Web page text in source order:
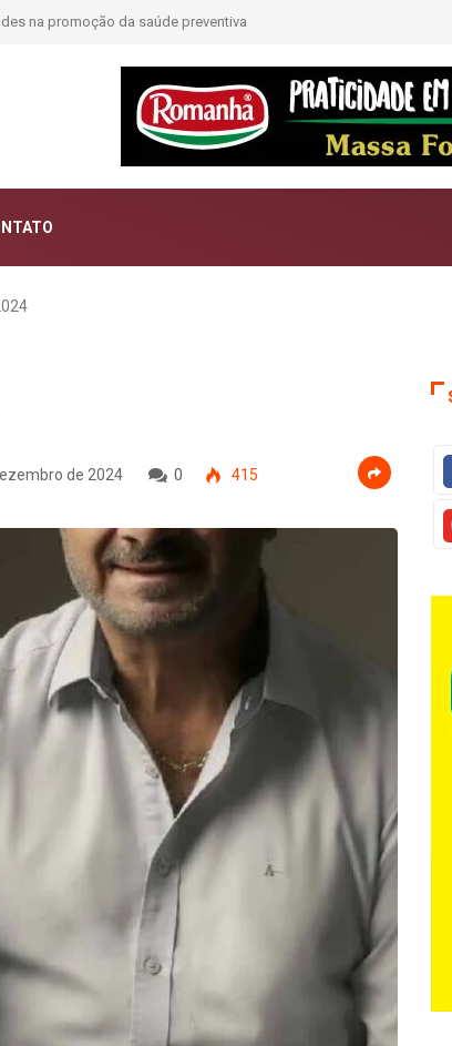
da saúde preventivaModa e Arte
de 2024 0 415